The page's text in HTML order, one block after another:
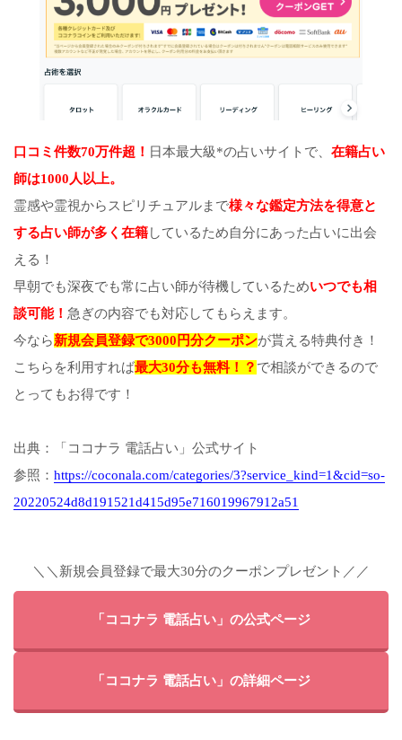
口コミ件数70万件超！ 日本最大級*の占いサイトで、 在籍占い
師は1000人以上。
霊感や霊視からスピリチュアルまで様々な鑑定方法を得意と
する占い師が多く在籍しているため自分にあった占いに出会
える！
早朝でも深夜でも常に占い師が待機しているためいつでも相
談可能！ 急ぎの内容でも対応してもらえます。
今なら新規会員登録で3000円分クーポンが貰える特典付き！
こちらを利用すれば最大30分も無料！？ で相談ができるので
とってもお得です！
出典：「ココナラ 電話占い」公式サイト
参照： https://coconala.com/categories/3?service_kind=1&cid=so-
20220524d8d191521d415d95e716019967912a51
＼＼新規会員登録で最大30分のクーポンプレゼント／／
「ココナラ 電話占い」の公式ページ
「ココナラ 電話占い」の詳細ページ